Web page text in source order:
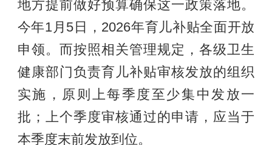
地方提前做好预算确保这一政策落地。
今年1月5日，2026年育儿补贴全面开放
申领。而按照相关管理规定，各级卫生
健康部门负责育儿补贴审核发放的组织
实施，原则上每季度至少集中发放一
批；上个季度审核通过的申请，应当于
本季度末前发放到位。